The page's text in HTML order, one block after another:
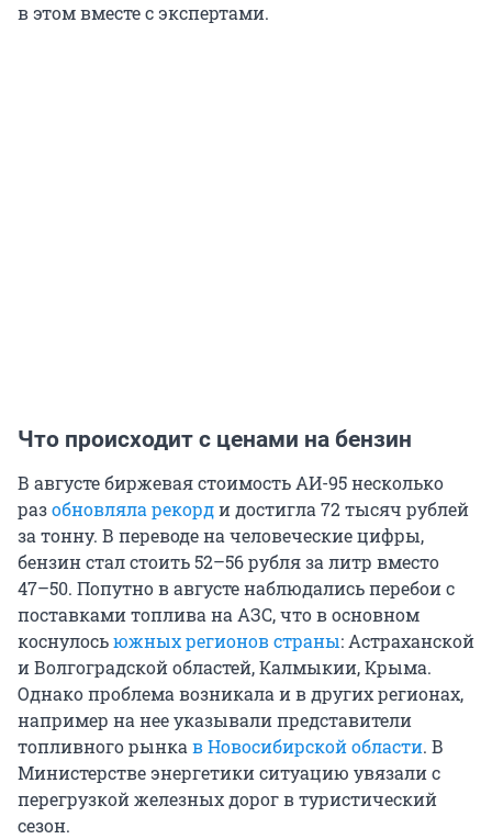
в этом вместе с экспертами.
Что происходит с ценами на бензин
В августе биржевая стоимость АИ-95 несколько
разобновляла рекорди достигла 72 тысяч рублей
за тонну. В переводе на человеческие цифры,
бензин стал стоить 52–56 рубля за литр вместо
47–50. Попутно в августе наблюдались перебои с
поставками топлива на АЗС, что в основном
коснулосьюжных регионов страны: Астраханской
и Волгоградской областей, Калмыкии, Крыма.
Однако проблема возникала и в других регионах,
например на нее указывали представители
топливного рынкав Новосибирской области. В
Министерстве энергетики ситуацию увязали с
перегрузкой железных дорог в туристический
сезон.